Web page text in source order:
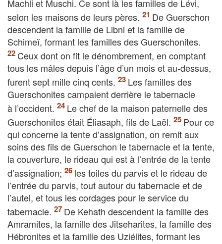
Machli et Muschi. Ce sont là les familles de Lévi,
selon les maisons de leurs pères.
De Guerschon
descendent la famille de Libni et la famille de
Schimeï, formant les familles des Guerschonites.
Ceux dont on fit le dénombrement, en comptant
tous les mâles depuis l’âge d’un mois et au-dessus,
furent sept mille cinq cents.
Les familles des
Guerschonites campaient derrière le tabernacle
à l’occident.
Le chef de la maison paternelle des
Guerschonites était Éliasaph, fils de Laël.
Pour ce
qui concerne la tente d’assignation, on remit aux
soins des fils de Guerschon le tabernacle et la tente,
la couverture, le rideau qui est à l’entrée de la tente
d’assignation;
les toiles du parvis et le rideau de
l’entrée du parvis, tout autour du tabernacle et de
l’autel, et tous les cordages pour le service du
tabernacle.
De Kehath descendent la famille des
Amramites, la famille des Jitseharites, la famille des
Hébronites et la famille des Uziélites, formant les